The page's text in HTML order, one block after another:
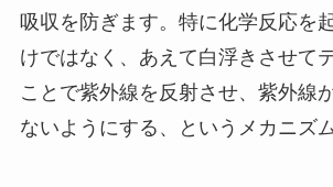
吸収を防ぎます。特に化学反応を
けではなく、あえて白浮きさせて
ことで紫外線を反射させ、紫外線
ないようにする、というメカニズム